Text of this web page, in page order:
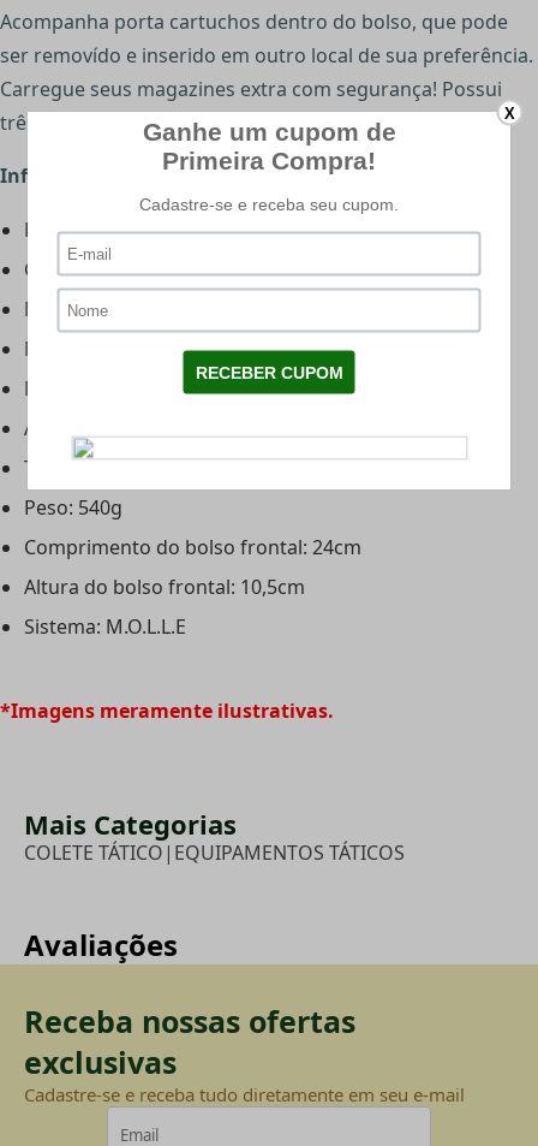
Acompanha porta cartuchos dentro do bolso, que pode
ser removído e inserido em outro local de sua preferência.
Carregue seus magazines extra com segurança! Possui
três compartimentos para magazine.
Informações Técnicas:
Fabricante: Raptor Gear
Cor: Coyote
Material: Cordura
Material Fitas: Poliamida
Material Engates: Nylon
Ajustável: Sim
Tamanho: Único
Peso: 540g
Comprimento do bolso frontal: 24cm
Altura do bolso frontal: 10,5cm
Sistema: M.O.L.L.E
*Imagens meramente ilustrativas.
Mais Categorias
COLETE TÁTICO| EQUIPAMENTOS TÁTICOS
Avaliações
Receba nossas ofertas
exclusivas
Cadastre-se e receba tudo diretamente em seu e-mail
X